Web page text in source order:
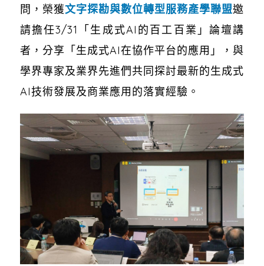
問，榮獲文字探勘與數位轉型服務產學聯盟邀
請擔任3/31「生成式AI的百工百業」論壇講
者，分享「生成式AI在協作平台的應用」，與
學界專家及業界先進們共同探討最新的生成式
AI技術發展及商業應用的落實經驗。